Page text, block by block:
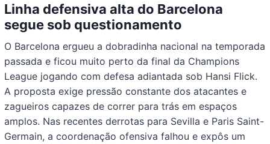
Linha defensiva alta do Barcelona
segue sob questionamento
O Barcelona ergueu a dobradinha nacional na temporada
passada e ficou muito perto da final da Champions
League jogando com defesa adiantada sob Hansi Flick.
A proposta exige pressão constante dos atacantes e
zagueiros capazes de correr para trás em espaços
amplos. Nas recentes derrotas para Sevilla e Paris Saint-
Germain, a coordenação ofensiva falhou e expôs um